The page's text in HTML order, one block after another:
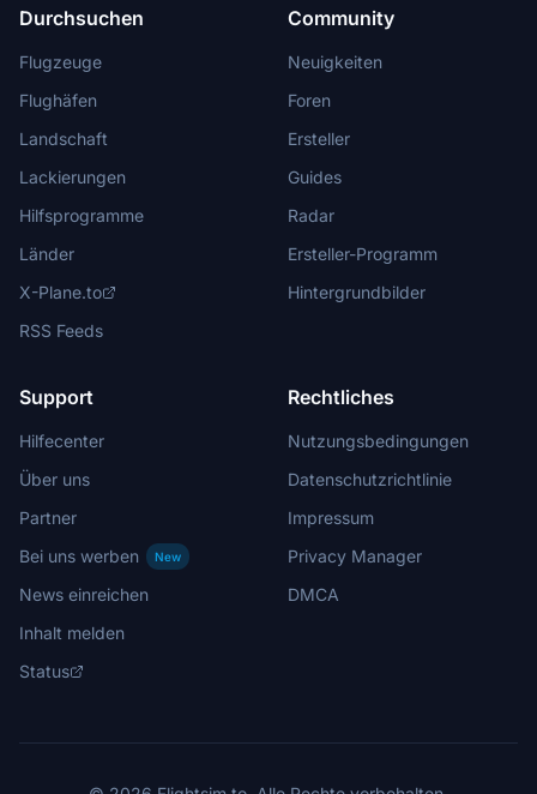
Durchsuchen
Flugzeuge
Flughäfen
Landschaft
Lackierungen
Hilfsprogramme
Länder
X-Plane.to
RSS Feeds
Community
Neuigkeiten
Foren
Ersteller
Guides
Radar
Ersteller-Programm
Hintergrundbilder
Support
Hilfecenter
Über uns
Partner
Bei uns werben
New
News einreichen
Inhalt melden
Status
Rechtliches
Nutzungsbedingungen
Datenschutzrichtlinie
Impressum
Privacy Manager
DMCA